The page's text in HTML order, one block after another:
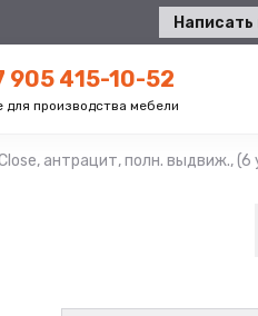
Написать
905 415-10-52
для производства мебели
антрацит, полн. выдвиж., (6